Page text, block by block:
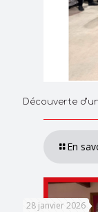
Découverte
En
28 janvier 2026